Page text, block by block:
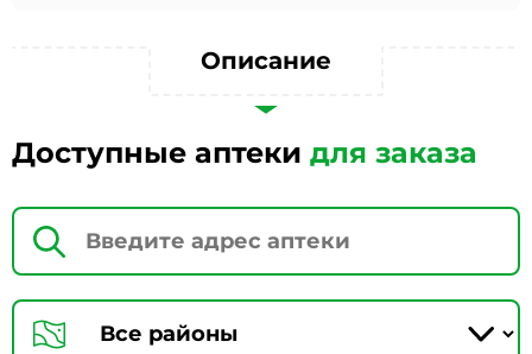
Описание
Доступные аптеки для заказа